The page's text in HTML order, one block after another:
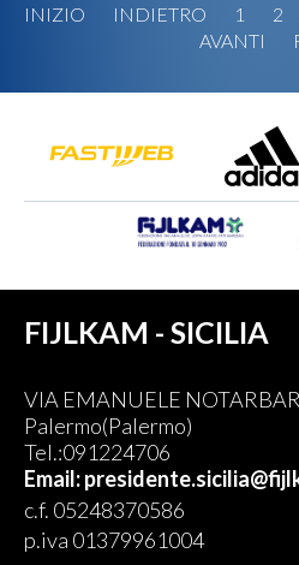
INIZIO INDIETRO 1 2
AVANTI
FIJLKAM - SICILIA
VIA EMANUELE
Palermo(Palermo)
Tel.:091224706
Email:
c.f. 05248370586
p.iva 01379961004